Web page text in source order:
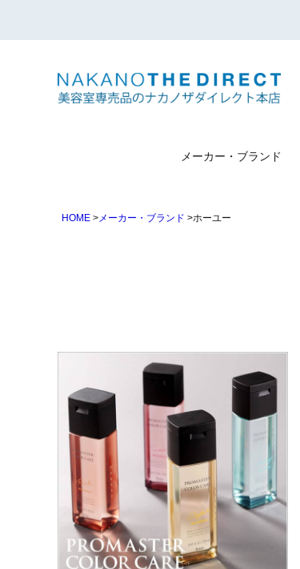
メーカー・ブランド
HOME メーカー・ブランド ホーユー